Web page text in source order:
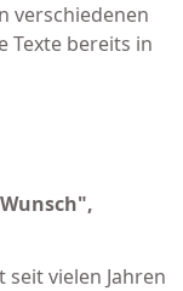
verschiedenen
Texte bereits in
seit vielen Jahren